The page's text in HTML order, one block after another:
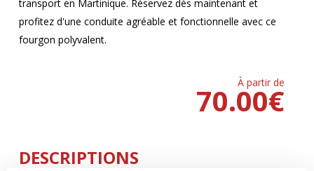
transport en Martinique. Réservez dès maintenant et
profitez d'une conduite agréable et fonctionnelle avec ce
fourgon polyvalent.
À partir de
€
70.00
DESCRIPTIONS